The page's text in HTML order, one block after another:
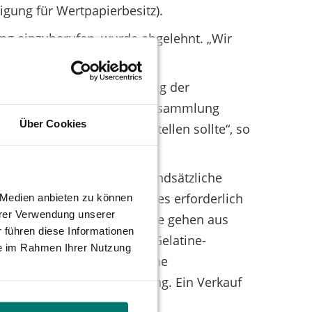
Über Cookies
anbieten zu können
Verwendung unserer
diese Informationen
im Rahmen Ihrer Nutzung
für Wertpapierbesitz).
einzuberufen, wurde abgelehnt. „Wir
sagt Tüngler.
ablehnenden Haltung der
einer Hauptversammlung
Hürde darstellen sollte“, so
aber auch noch eine grundsätzliche
gehen und ab wann es erforderlich
(BGH), doch die gehen aus
der sogenannten ‚Gelatine-
Hauptversammlung in eine
um eine Ausgliederung. Ein Verkauf